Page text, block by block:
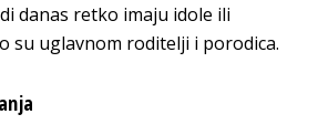
danas retko imaju idole ili
su uglavnom roditelji i porodica.